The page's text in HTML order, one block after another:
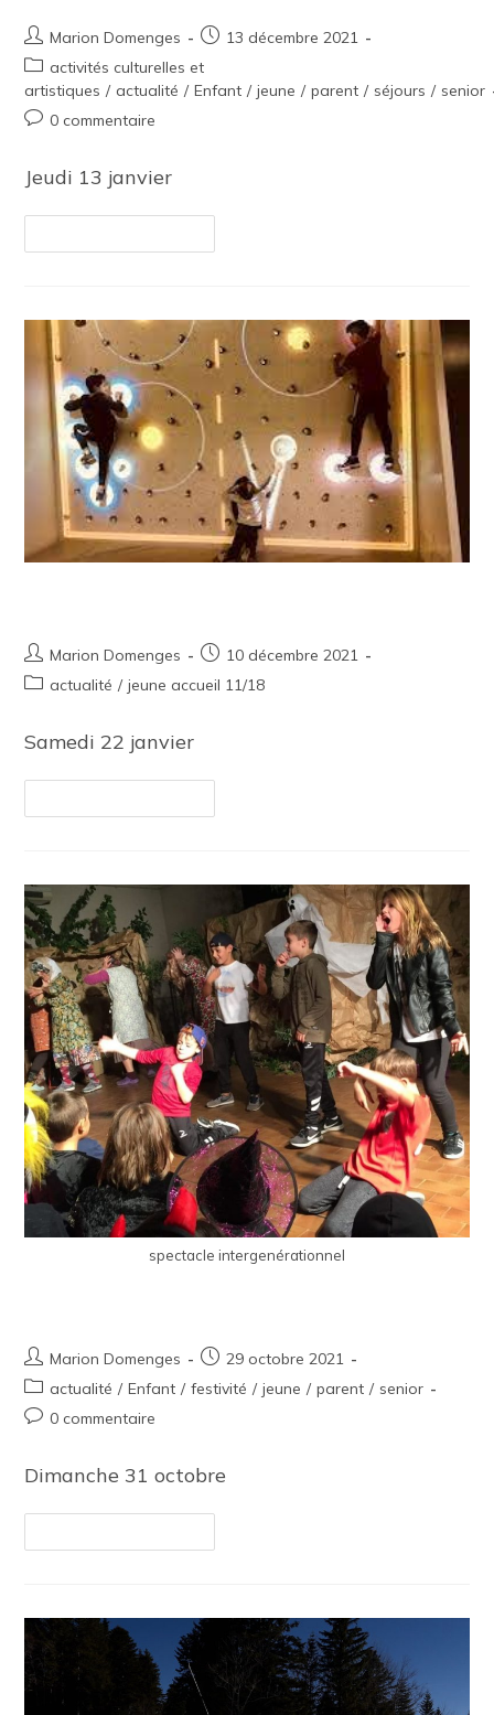
Marion Domenges
13 décembre 2021
activités culturelles et
artistiques / actualité / Enfant / jeune / parent / séjours / senior
0 commentaire
Jeudi 13 janvier
Marion Domenges
10 décembre 2021
actualité / jeune accueil 11/18
Samedi 22 janvier
spectacle intergenérationnel
Marion Domenges
29 octobre 2021
actualité / Enfant / festivité / jeune / parent / senior
0 commentaire
Dimanche 31 octobre